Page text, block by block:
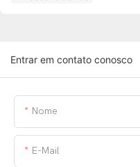
Entrar em contato conosco
Nome
E-Mail